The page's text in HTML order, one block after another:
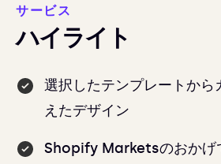
サービス
ハイライト
選択したテンプレートから
えたデザイン
Shopify Marketsのおかげ